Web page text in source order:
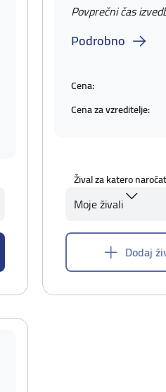
Povprečni čas
Podrobno
Cena:
Cena za vzreditelje:
Žival za katero
Moje živali
Dodaj